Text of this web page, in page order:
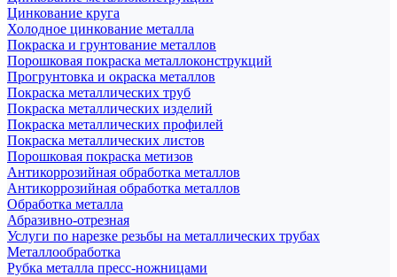
Цинкование круга
Холодное цинкование металла
Покраска и грунтование металлов
Порошковая покраска металлоконструкций
Прогрунтовка и окраска металлов
Покраска металлических труб
Покраска металлических изделий
Покраска металлических профилей
Покраска металлических листов
Порошковая покраска метизов
Антикоррозийная обработка металлов
Антикоррозийная обработка металлов
Обработка металла
Абразивно-отрезная
Услуги по нарезке резьбы на металлических трубах
Металлообработка
Рубка металла пресс-ножницами